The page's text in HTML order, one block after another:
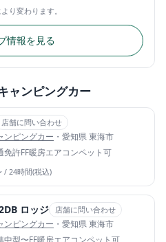
り変わります。
情報を見る
ャンピングカー
店舗に問い合わせ
ンピングカー ・愛知県 東海市
免許FF暖房エアコンペット可
/ 24時間(税込)
ロッジ 店舗に問い合わせ
ンピングカー ・愛知県 東海市
中型〜FF暖房エアコンペット可